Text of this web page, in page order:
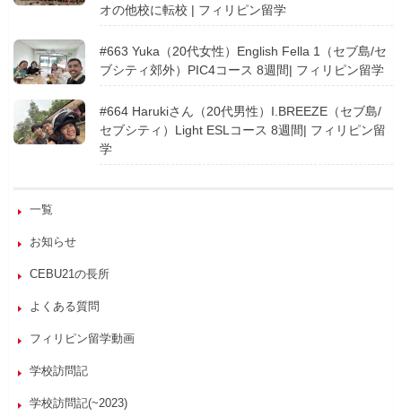
オの他校に転校 | フィリピン留学
#663 Yuka（20代女性）English Fella 1（セブ島/セ
ブシティ郊外）PIC4コース 8週間| フィリピン留学
#664 Harukiさん（20代男性）I.BREEZE（セブ島/
セブシティ）Light ESLコース 8週間| フィリピン留
学
一覧
お知らせ
CEBU21の長所
よくある質問
フィリピン留学動画
学校訪問記
学校訪問記(~2023)